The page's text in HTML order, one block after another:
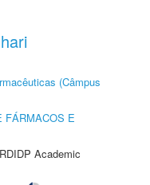
(Câmpus
FÁRMACOS E
Academic